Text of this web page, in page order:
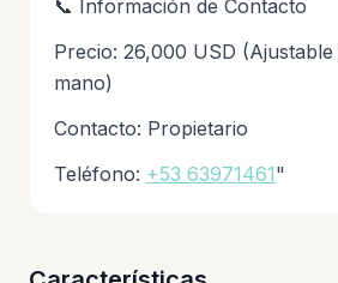
📞 Información de Contacto
Precio: 26,000 USD
mano)
Contacto: Propietario
Teléfono: +53 63971461"